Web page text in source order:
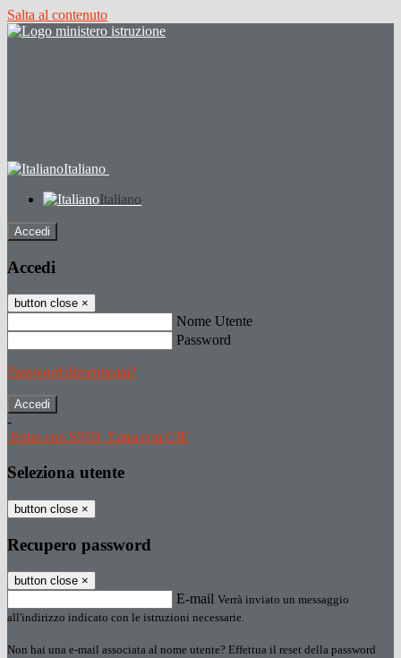
Salta al contenuto
Italiano
Italiano
Accedi
Accedi
button close ×
Nome Utente
Password
Password dimenticata?
-
Entra con SPID Entra con CIE
Seleziona utente
button close ×
Recupero password
button close ×
E-mail Verrà inviato un messaggio
all'indirizzo indicato con le istruzioni necessarie.
Non hai una e-mail associata al nome utente? Effettua il reset della password